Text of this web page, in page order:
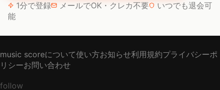
1分で登録 メールでOK・クレカ不要
いつでも退会可
能
music scoreについて使い方お知らせ利用規約プライバシーポ
リシーお問い合わせ
follow